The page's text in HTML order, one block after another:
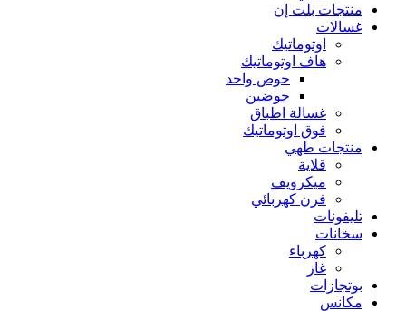
منتجات بلت إن
غسالات
اوتوماتيك
هاف اوتوماتيك
حوض واحد
حوضين
غسالة اطباق
فوق اوتوماتيك
منتجات طهي
قلاية
ميكرويف
فرن كهربائي
تليفونات
سخانات
كهرباء
غاز
بوتجازات
مكانس